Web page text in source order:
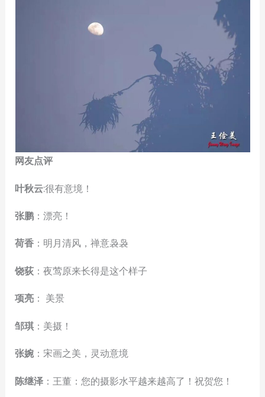
网友点评
叶秋云:很有意境！
张鹏 ：漂亮！
荷香 ：明月清风，禅意袅袅
饶荻 ：夜莺原来长得是这个样子
项亮 ： 美景
邹琪 ：美摄！
张婉 ：宋画之美，灵动意境
陈继泽 ：王董：您的摄影水平越来越高了！祝贺您！